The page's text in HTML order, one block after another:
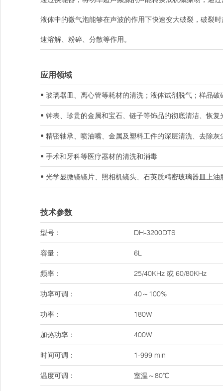
液体中的微气泡能够在声波的作用下快速变大破裂，破裂
速溶解、粉碎、分散等作用。
应用领域
• 玻璃器皿、离心管等耗材的清洗；液体试剂脱气；样品破
• 钟表、珍贵的金属和宝石、链子等饰品的彻底清洁、恢复
• 精密轴承、喷油嘴、金属及塑料工件的深层清洗、去除灰
• 手术和牙科等医疗器材的清洗和消毒
• 光学显微镜镜片、照相机镜头、石英质精密玻璃器皿上油
技术参数
型号： DH-3200DTS
容量： 6L
频率： 25/40KHz 或 60/80KHz
功率可调： 40～100%
功率： 180W
加热功率： 400W
时间可调： 1-999 min
温度可调： 室温～80℃